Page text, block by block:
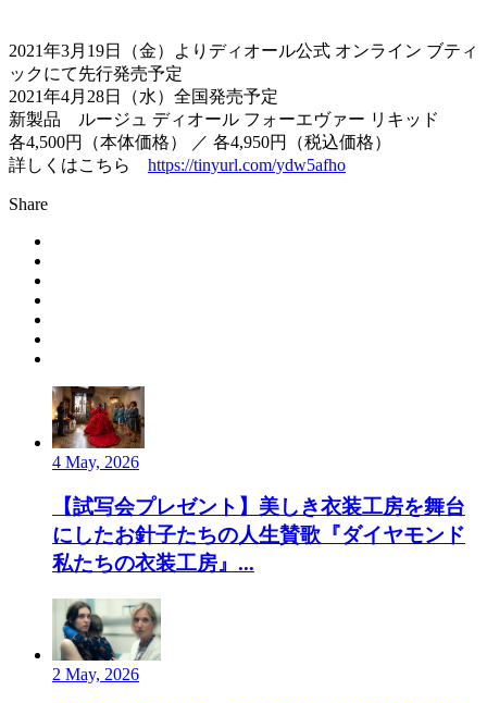
2021年3月19日（金）よりディオール公式 オンライン ブティ
ックにて先行発売予定
2021年4月28日（水）全国発売予定
新製品 ルージュ ディオール フォーエヴァー リキッド
各4,500円（本体価格） ／ 各4,950円（税込価格）
詳しくはこちら https://tinyurl.com/ydw5afho
Share
4 May, 2026
【試写会プレゼント】美しき衣装工房を舞台
にしたお針子たちの人生賛歌『ダイヤモンド
私たちの衣装工房』...
2 May, 2026